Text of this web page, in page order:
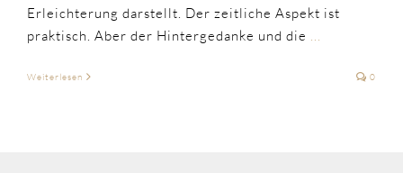
Erleichterung darstellt. Der zeitliche Aspekt ist
praktisch. Aber der Hintergedanke und die ...
Weiterlesen 0